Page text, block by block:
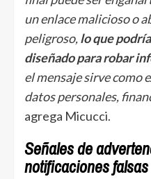
un enlace malicioso o
peligroso,lo que
diseñado para robar
el mensaje sirve como
datos personales,
agrega Micucci.
Señales de
notificaciones falsas